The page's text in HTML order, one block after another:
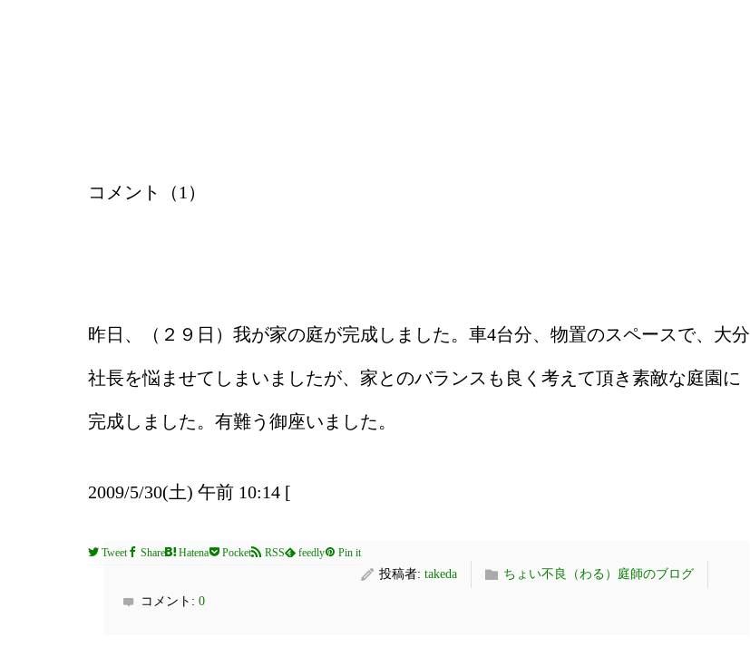
コメント（1）
昨日、（２９日）我が家の庭が完成しました。車4台分、物置のスペースで、大分
社長を悩ませてしまいましたが、家とのバランスも良く考えて頂き素敵な庭園に
完成しました。有難う御座いました。
2009/5/30(土) 午前 10:14 [
Tweet Share Hatena Pocket RSS feedly Pin it
投稿者: takeda
ちょい不良（わる）庭師のブログ
コメント:0